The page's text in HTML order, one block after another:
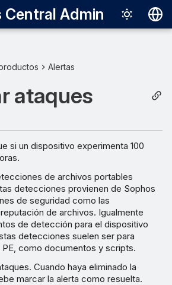
Central Admin
Italiano
日本語
한국어
Português
中文（繁體）
Alertas
ataques
si un dispositivo experimenta 100
de archivos portables
detecciones provienen de Sophos
de seguridad como las
de archivos. Igualmente
de detección para el dispositivo
detecciones suelen ser para
como documentos y scripts.
Cuando haya eliminado la
marcar la alerta como resuelta.